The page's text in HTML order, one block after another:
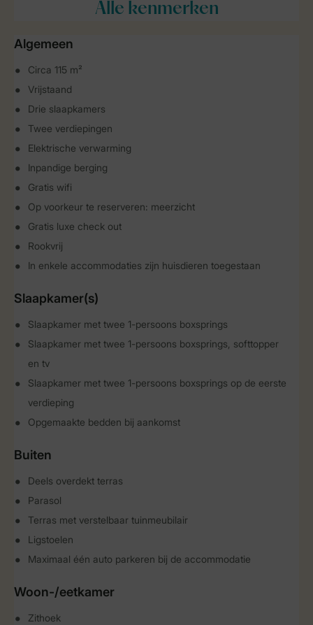
Alle kenmerken
Algemeen
Circa 115 m²
Vrijstaand
Drie slaapkamers
Twee verdiepingen
Elektrische verwarming
Inpandige berging
Gratis wifi
Op voorkeur te reserveren: meerzicht
Gratis luxe check out
Rookvrij
In enkele accommodaties zijn huisdieren toegestaan
Slaapkamer(s)
Slaapkamer met twee 1-persoons boxsprings
Slaapkamer met twee 1-persoons boxsprings, softtopper
en tv
Slaapkamer met twee 1-persoons boxsprings op de eerste
verdieping
Opgemaakte bedden bij aankomst
Buiten
Deels overdekt terras
Parasol
Terras met verstelbaar tuinmeubilair
Ligstoelen
Maximaal één auto parkeren bij de accommodatie
Woon-/eetkamer
Zithoek